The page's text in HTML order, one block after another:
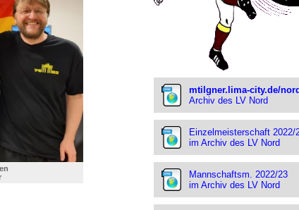
mtilgner.lima-city.de/
Archiv des LV Nord
Einzelmeisterschaft 2022/
im Archiv des LV Nord
Mannschaftsm. 2022/23
im Archiv des LV Nord